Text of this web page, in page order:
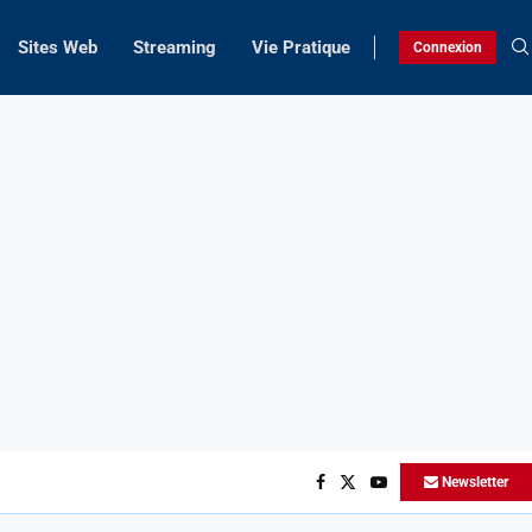
Sites Web Streaming Vie Pratique Connexion
Newsletter